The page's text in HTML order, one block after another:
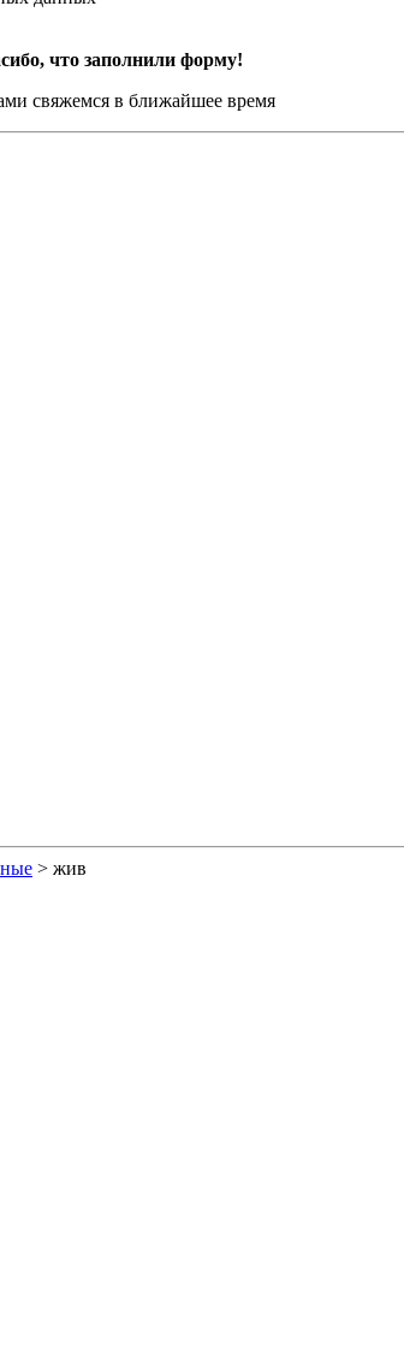
что заполнили форму!
свяжемся в ближайшее время
> жив